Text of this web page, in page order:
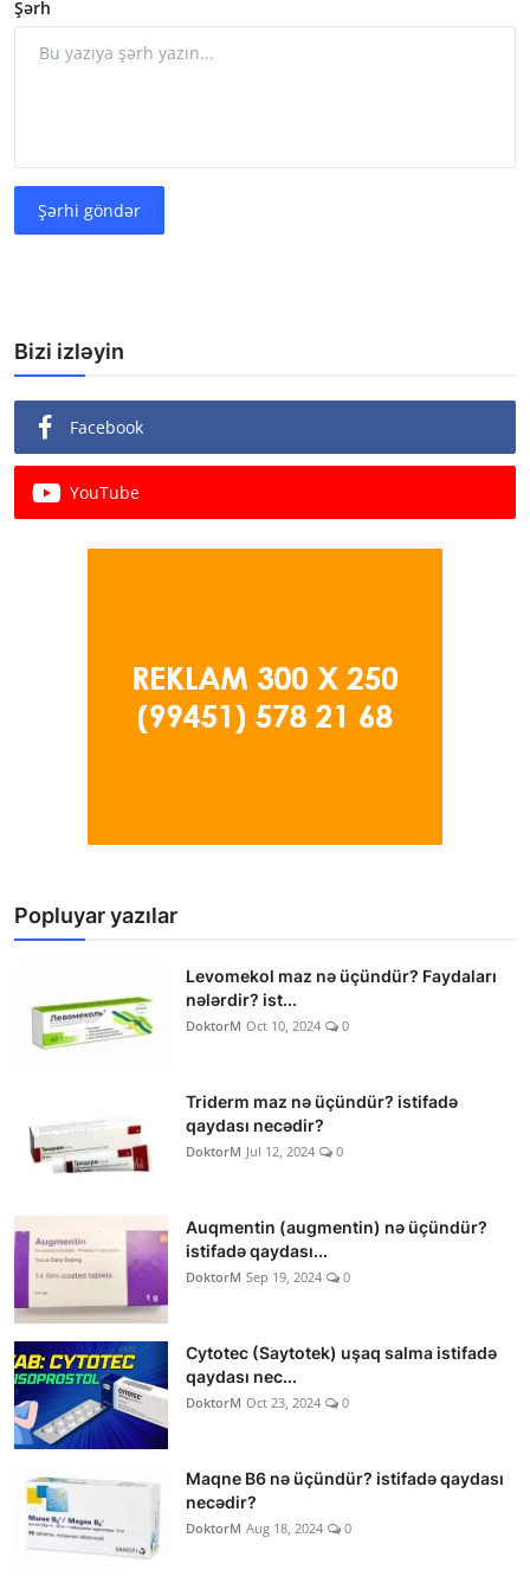
Şərh
Şərhi göndər
Bizi izləyin
Facebook
YouTube
Popluyar yazılar
Levomekol maz nə üçündür? Faydaları
nələrdir? ist...
DoktorM Oct 10, 2024 0
Triderm maz nə üçündür? istifadə
qaydası necədir?
DoktorM Jul 12, 2024 0
Auqmentin (augmentin) nə üçündür?
istifadə qaydası...
DoktorM Sep 19, 2024 0
Cytotec (Saytotek) uşaq salma istifadə
qaydası nec...
DoktorM Oct 23, 2024 0
Maqne B6 nə üçündür? istifadə qaydası
necədir?
DoktorM Aug 18, 2024 0